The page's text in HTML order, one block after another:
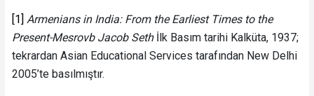
[1] Armenians in India: From the Earliest Times to the
Present-Mesrovb Jacob Sethİlk Basım tarihi Kalküta, 1937;
tekrardan Asian Educational Services tarafından New Delhi
2005’te basılmıştır.